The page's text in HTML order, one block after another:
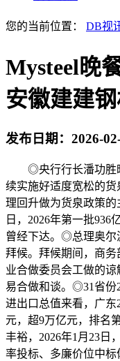
您的当前位置： DB视
Mysteel晚
安徽建建
发布日期： 2026-
◎央行行长潘功胜暗
续实施好适度宽松的
理回升做为货泉政策
日，2026年第一批936
曾经下达。◎总理奥尔
拜候。拜候期间，商
业合做委员会工做的
易合做和谈。◎31省份
进出口总值来看，广东
元，超9万亿元，排名
丰裕，2026年1月23日
率投标、多廉价位中